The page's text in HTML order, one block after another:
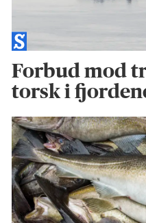
Forbud mod
torsk i